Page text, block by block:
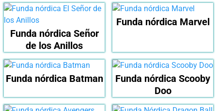
Funda nórdica Señor
de los Anillos
Funda nórdica Marvel
Funda nórdica Batman
Funda nórdica Scooby
Doo